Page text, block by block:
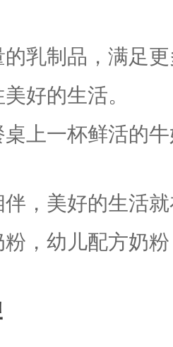
制品，满足更
的生活。
一杯鲜活的牛
美好的生活就
粉，幼儿配方奶